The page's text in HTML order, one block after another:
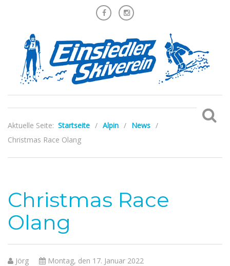
Aktuelle Seite: Startseite / Alpin / News /
Christmas Race Olang
Christmas Race
Olang
Montag, den 17. Januar 2022
Jörg